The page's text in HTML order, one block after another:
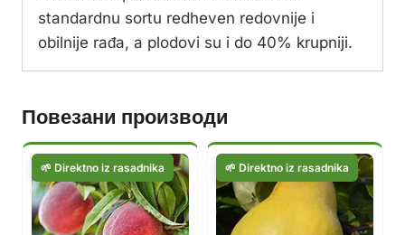
standardnu sortu redheven redovnije i
obilnije rađa, a plodovi su i do 40% krupniji.
Повезани производи